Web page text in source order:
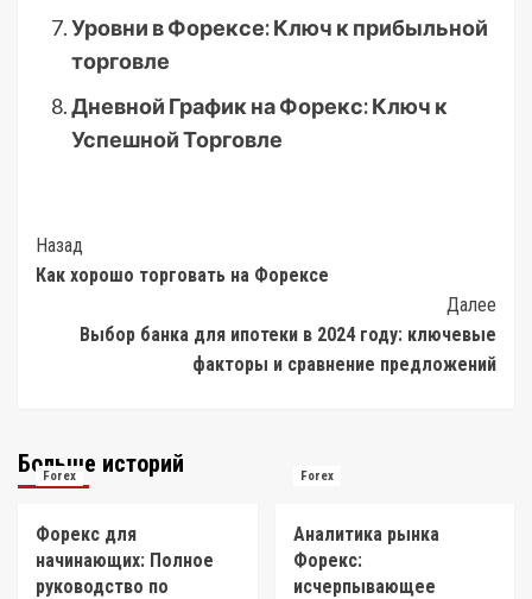
Уровни в Форексе: Ключ к прибыльной
торговле
Дневной График на Форекс: Ключ к
Успешной Торговле
Post
Navigation
Назад
Как хорошо торговать на Форексе
Далее
Выбор банка для ипотеки в 2024 году: ключевые
факторы и сравнение предложений
Больше историй
Forex
Форекс для
начинающих: Полное
руководство по
Forex
Аналитика рынка
Форекс:
исчерпывающее